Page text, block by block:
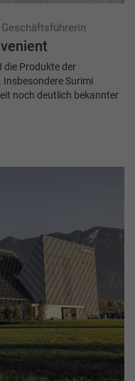
die Produkte der
Insbesondere Surimi
noch deutlich bekannter